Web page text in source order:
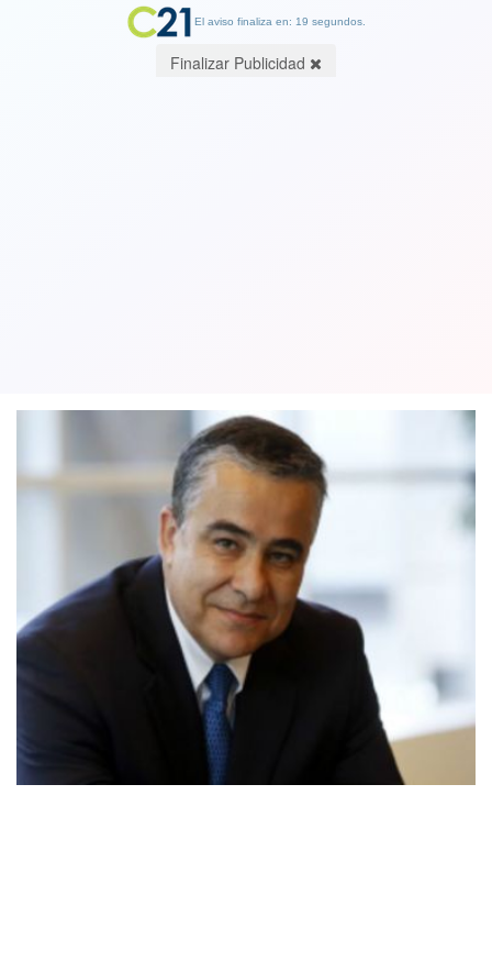
El aviso finaliza en: 19 segundos.
Finalizar Publicidad